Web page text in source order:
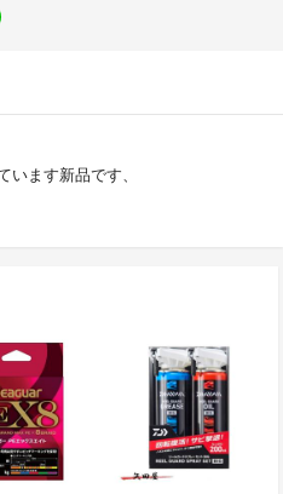
ます新品です、